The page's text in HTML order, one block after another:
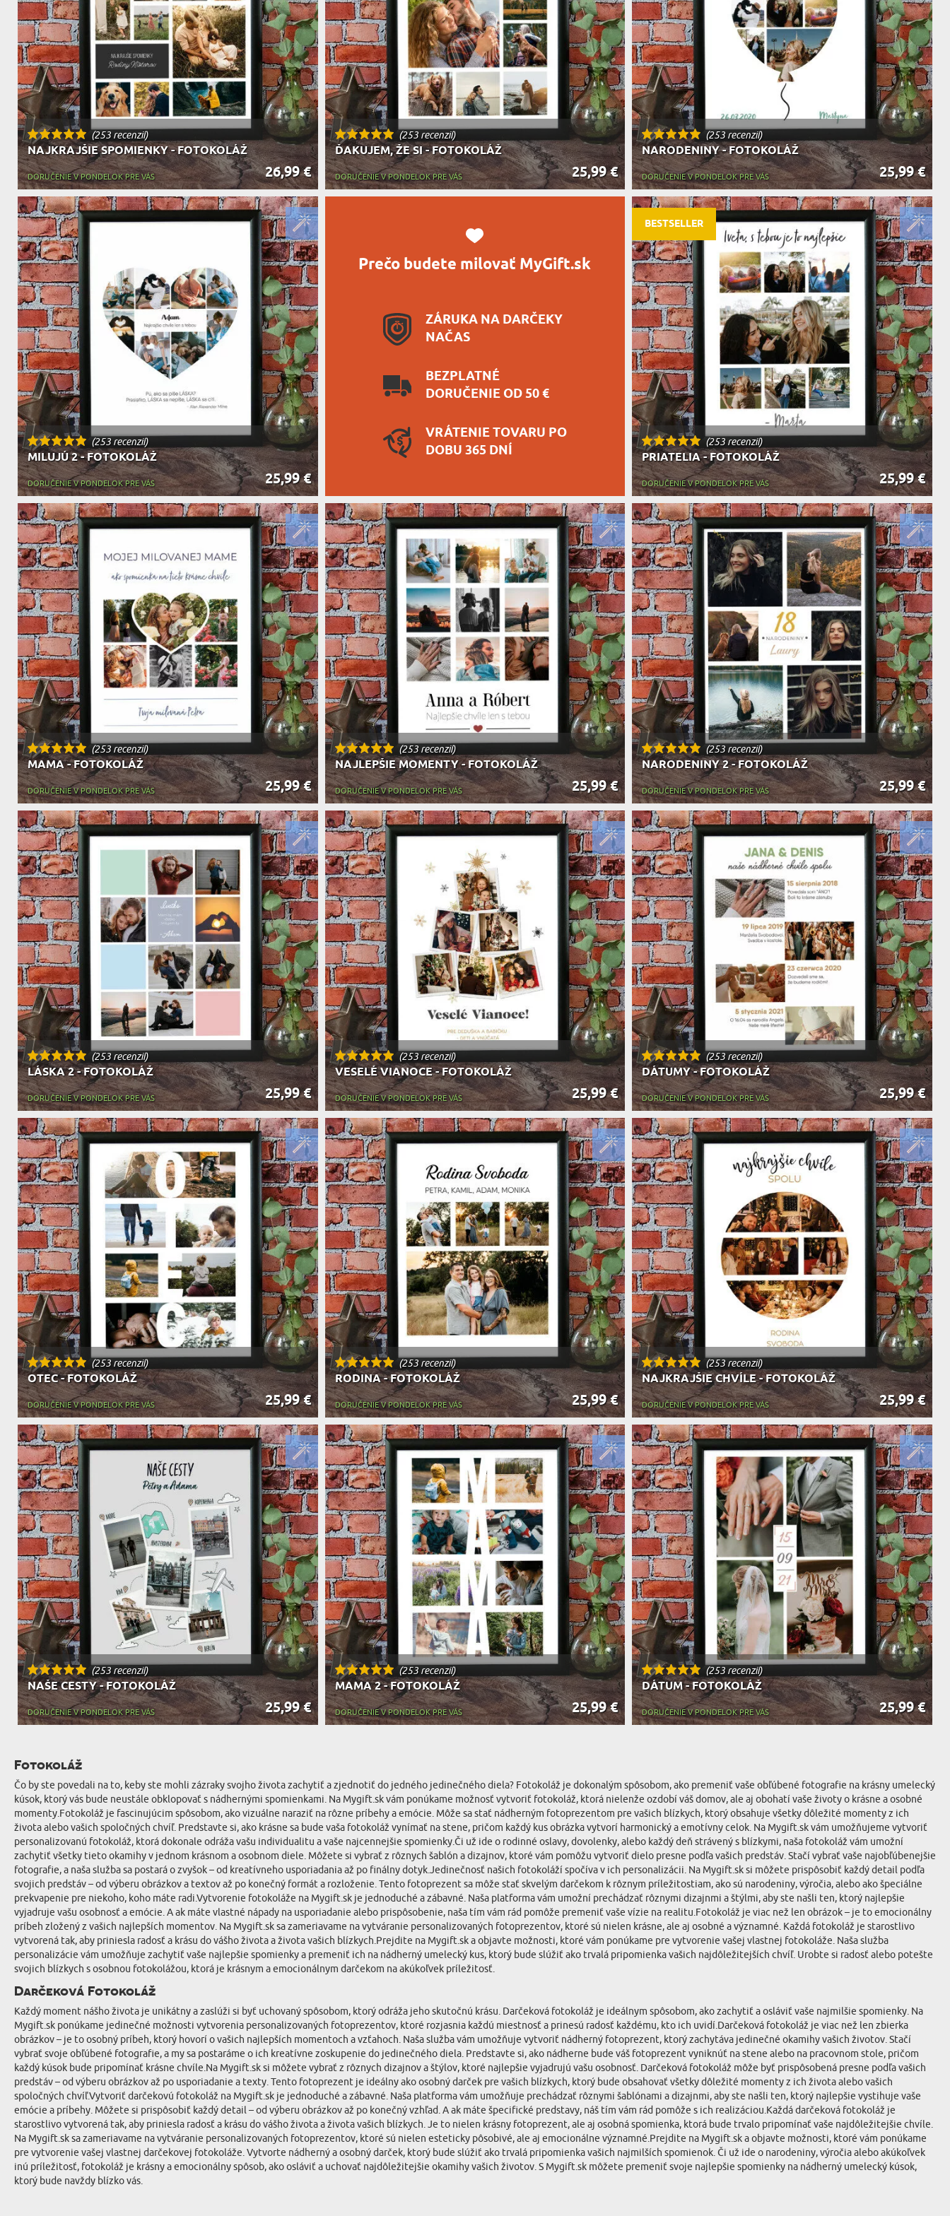
DARČEK PRE SVOKROVCOV
MILOVNÍKA ZVIERAT
NA JEDENIE
CHARAKTERISTYKA DARČEKU
(253 recenzií)
NAJKRAJŠIE SPOMIENKY - FOTOKOLÁŽ
26,99 €
DORUČENIE V PONDELOK PRE VÁS
(253 recenzií)
ĎAKUJEM, ŽE SI - FOTOKOLÁŽ
25,99 €
DORUČENIE V PONDELOK PRE VÁS
Prečo budete milovať MyGift.sk
ZÁRUKA NA DARČEKY
NAČAS
BEZPLATNÉ
DORUČENIE OD 50 €
VRÁTENIE TOVARU PO
DOBU 365 DNÍ
(253 recenzií)
NARODENINY - FOTOKOLÁŽ
25,99 €
DORUČENIE V PONDELOK PRE VÁS
(253 recenzií)
MILUJÚ 2 - FOTOKOLÁŽ
25,99 €
DORUČENIE V PONDELOK PRE VÁS
(253 recenzií)
PRIATELIA - FOTOKOLÁŽ
25,99 €
DORUČENIE V PONDELOK PRE VÁS
BESTSELLER
(253 recenzií)
MAMA - FOTOKOLÁŽ
25,99 €
DORUČENIE V PONDELOK PRE VÁS
(253 recenzií)
NAJLEPŠIE MOMENTY - FOTOKOLÁŽ
25,99 €
DORUČENIE V PONDELOK PRE VÁS
(253 recenzií)
VESELÉ VIANOCE - FOTOKOLÁŽ
25,99 €
DORUČENIE V PONDELOK PRE VÁS
(253 recenzií)
NARODENINY 2 - FOTOKOLÁŽ
25,99 €
DORUČENIE V PONDELOK PRE VÁS
(253 recenzií)
LÁSKA 2 - FOTOKOLÁŽ
25,99 €
DORUČENIE V PONDELOK PRE VÁS
(253 recenzií)
DÁTUMY - FOTOKOLÁŽ
25,99 €
DORUČENIE V PONDELOK PRE VÁS
(253 recenzií)
OTEC - FOTOKOLÁŽ
25,99 €
DORUČENIE V PONDELOK PRE VÁS
(253 recenzií)
RODINA - FOTOKOLÁŽ
25,99 €
DORUČENIE V PONDELOK PRE VÁS
(253 recenzií)
MAMA 2 - FOTOKOLÁŽ
25,99 €
DORUČENIE V PONDELOK PRE VÁS
(253 recenzií)
NAJKRAJŠIE CHVÍLE - FOTOKOLÁŽ
25,99 €
DORUČENIE V PONDELOK PRE VÁS
(253 recenzií)
NAŠE CESTY - FOTOKOLÁŽ
25,99 €
DORUČENIE V PONDELOK PRE VÁS
(253 recenzií)
DÁTUM - FOTOKOLÁŽ
25,99 €
DORUČENIE V PONDELOK PRE VÁS
Fotokoláž
Čo by ste povedali na to, keby ste mohli zázraky svojho života zachytiť a zjednotiť do jedného jedinečného diela? Fotokoláž je dokonalým spôsobom, ako premeniť vaše obľúbené fotografie na krásny umelecký
kúsok, ktorý vás bude neustále obklopovať s nádhernými spomienkami. Na Mygift.sk vám ponúkame možnosť vytvoriť fotokoláž, ktorá nielenže ozdobí váš domov, ale aj obohatí vaše životy o krásne a osobné
momenty.Fotokoláž je fascinujúcim spôsobom, ako vizuálne naraziť na rôzne príbehy a emócie. Môže sa stať nádherným fotoprezentom pre vašich blízkych, ktorý obsahuje všetky dôležité momenty z ich
života alebo vašich spoločných chvíľ. Predstavte si, ako krásne sa bude vaša fotokoláž vynímať na stene, pričom každý kus obrázka vytvorí harmonický a emotívny celok. Na Mygift.sk vám umožňujeme vytvoriť
personalizovanú fotokoláž, ktorá dokonale odráža vašu individualitu a vaše najcennejšie spomienky.Či už ide o rodinné oslavy, dovolenky, alebo každý deň strávený s blízkymi, naša fotokoláž vám umožní
zachytiť všetky tieto okamihy v jednom krásnom a osobnom diele. Môžete si vybrať z rôznych šablón a dizajnov, ktoré vám pomôžu vytvoriť dielo presne podľa vašich predstáv. Stačí vybrať vaše najobľúbenejšie
fotografie, a naša služba sa postará o zvyšok – od kreatívneho usporiadania až po finálny dotyk.Jedinečnosť našich fotokoláží spočíva v ich personalizácii. Na Mygift.sk si môžete prispôsobiť každý detail podľa
svojich predstáv – od výberu obrázkov a textov až po konečný formát a rozloženie. Tento fotoprezent sa môže stať skvelým darčekom k rôznym príležitostiam, ako sú narodeniny, výročia, alebo ako špeciálne
prekvapenie pre niekoho, koho máte radi.Vytvorenie fotokoláže na Mygift.sk je jednoduché a zábavné. Naša platforma vám umožní prechádzať rôznymi dizajnmi a štýlmi, aby ste našli ten, ktorý najlepšie
vyjadruje vašu osobnosť a emócie. A ak máte vlastné nápady na usporiadanie alebo prispôsobenie, naša tím vám rád pomôže premeniť vaše vízie na realitu.Fotokoláž je viac než len obrázok – je to emocionálny
príbeh zložený z vašich najlepších momentov. Na Mygift.sk sa zameriavame na vytváranie personalizovaných fotoprezentov, ktoré sú nielen krásne, ale aj osobné a významné. Každá fotokoláž je starostlivo
vytvorená tak, aby priniesla radosť a krásu do vášho života a života vašich blízkych.Prejdite na Mygift.sk a objavte možnosti, ktoré vám ponúkame pre vytvorenie vašej vlastnej fotokoláže. Naša služba
personalizácie vám umožňuje zachytiť vaše najlepšie spomienky a premeniť ich na nádherný umelecký kus, ktorý bude slúžiť ako trvalá pripomienka vašich najdôležitejších chvíľ. Urobte si radosť alebo potešte
svojich blízkych s osobnou fotokolážou, ktorá je krásnym a emocionálnym darčekom na akúkoľvek príležitosť.
Darčeková Fotokoláž
Každý moment nášho života je unikátny a zaslúži si byť uchovaný spôsobom, ktorý odráža jeho skutočnú krásu. Darčeková fotokoláž je ideálnym spôsobom, ako zachytiť a osláviť vaše najmilšie spomienky. Na
Mygift.sk ponúkame jedinečné možnosti vytvorenia personalizovaných fotoprezentov, ktoré rozjasnia každú miestnosť a prinesú radosť každému, kto ich uvidí.Darčeková fotokoláž je viac než len zbierka
obrázkov – je to osobný príbeh, ktorý hovorí o vašich najlepších momentoch a vzťahoch. Naša služba vám umožňuje vytvoriť nádherný fotoprezent, ktorý zachytáva jedinečné okamihy vašich životov. Stačí
vybrať svoje obľúbené fotografie, a my sa postaráme o ich kreatívne zoskupenie do jedinečného diela. Predstavte si, ako nádherne bude váš fotoprezent vyniknúť na stene alebo na pracovnom stole, pričom
každý kúsok bude pripomínať krásne chvíle.Na Mygift.sk si môžete vybrať z rôznych dizajnov a štýlov, ktoré najlepšie vyjadrujú vašu osobnosť. Darčeková fotokoláž môže byť prispôsobená presne podľa vašich
predstáv – od výberu obrázkov až po usporiadanie a texty. Tento fotoprezent je ideálny ako osobný darček pre vašich blízkych, ktorý bude obsahovať všetky dôležité momenty z ich života alebo vašich
spoločných chvíľ.Vytvoriť darčekovú fotokoláž na Mygift.sk je jednoduché a zábavné. Naša platforma vám umožňuje prechádzať rôznymi šablónami a dizajnmi, aby ste našli ten, ktorý najlepšie vystihuje vaše
emócie a príbehy. Môžete si prispôsobiť každý detail – od výberu obrázkov až po konečný vzhľad. A ak máte špecifické predstavy, náš tím vám rád pomôže s ich realizáciou.Každá darčeková fotokoláž je
starostlivo vytvorená tak, aby priniesla radosť a krásu do vášho života a života vašich blízkych. Je to nielen krásny fotoprezent, ale aj osobná spomienka, ktorá bude trvalo pripomínať vaše najdôležitejšie chvíle.
Na Mygift.sk sa zameriavame na vytváranie personalizovaných fotoprezentov, ktoré sú nielen esteticky pôsobivé, ale aj emocionálne významné.Prejdite na Mygift.sk a objavte možnosti, ktoré vám ponúkame
pre vytvorenie vašej vlastnej darčekovej fotokoláže. Vytvorte nádherný a osobný darček, ktorý bude slúžiť ako trvalá pripomienka vašich najmilších spomienok. Či už ide o narodeniny, výročia alebo akúkoľvek
inú príležitosť, fotokoláž je krásny a emocionálny spôsob, ako osláviť a uchovať najdôležitejšie okamihy vašich životov. S Mygift.sk môžete premeniť svoje najlepšie spomienky na nádherný umelecký kúsok,
ktorý bude navždy blízko vás.